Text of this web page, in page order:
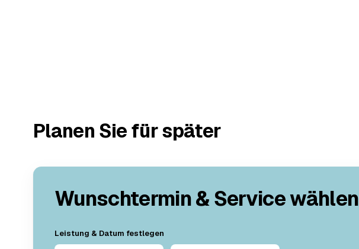
Planen Sie für später
Wunschtermin & Service wählen
Leistung & Datum festlegen